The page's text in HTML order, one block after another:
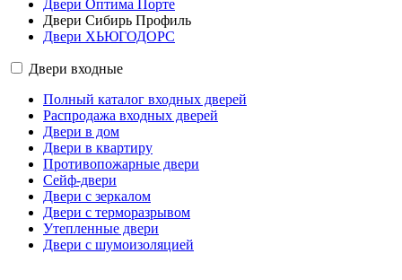
Двери Оптима Порте
Двери Сибирь Профиль
Двери ХЬЮГОДОРС
Двери входные
Полный каталог входных дверей
Распродажа входных дверей
Двери в дом
Двери в квартиру
Противопожарные двери
Сейф-двери
Двери с зеркалом
Двери с терморазрывом
Утепленные двери
Двери с шумоизоляцией